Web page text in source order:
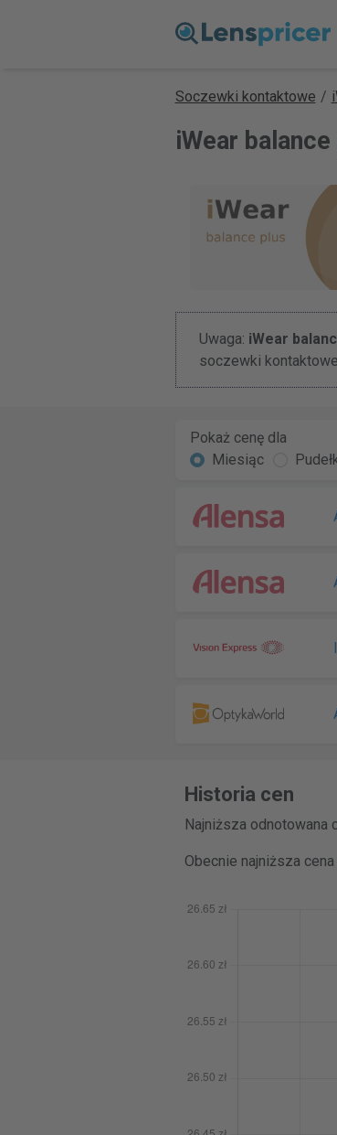
Soczewki kontaktowe /
iWear
Uwaga: iWear
soczewki
Pokaż cenę dla
Miesiąc
Historia cen
Najniższa odnotowana
Obecnie najniższa